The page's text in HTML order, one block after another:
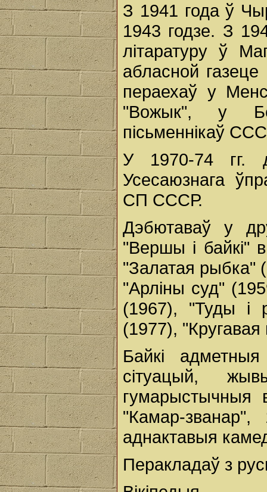
З 1941 года ў
1943 годзе. З
літаратуру ў
абласной
пераехаў у
"Вожык", у
пісьменнікаў
У 1970-74 гг.
Усесаюзнага
СП СССР.
Дэбютаваў у
"Вершы і байкі"
"Залатая рыбка"
"Арліны суд"
(1967), "Туды і
(1977), "Кругавая
Байкі
сітуацый,
гумарыстычныя
"Камар-
аднактавыя
Перакладаў з